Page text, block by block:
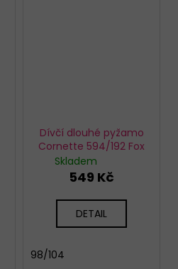
Dívčí dlouhé pyžamo
Cornette 594/192 Fox
Skladem
549 Kč
DETAIL
98/104